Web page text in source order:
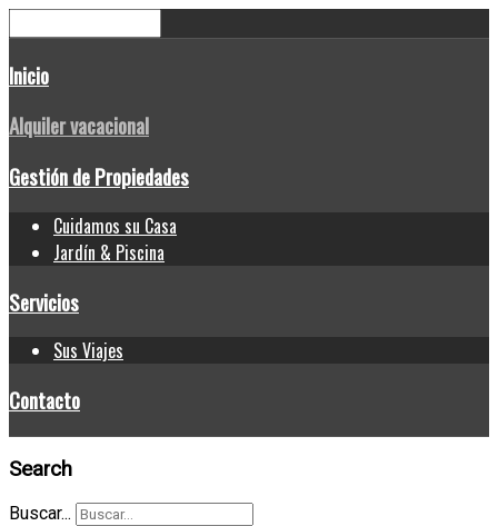
Inicio
Alquiler vacacional
Gestión de Propiedades
Cuidamos su Casa
Jardín & Piscina
Servicios
Sus Viajes
Contacto
Search
Buscar...